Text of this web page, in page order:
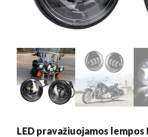
LED pravažiuojamos lempos